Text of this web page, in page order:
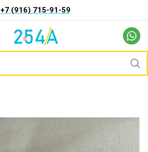
+7 (916) 715-91-59